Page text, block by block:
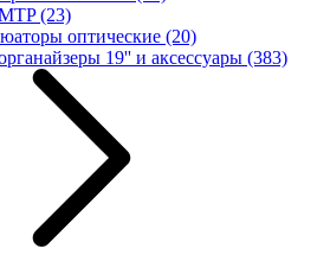
(23)
оптические (20)
19'' и аксессуары (383)